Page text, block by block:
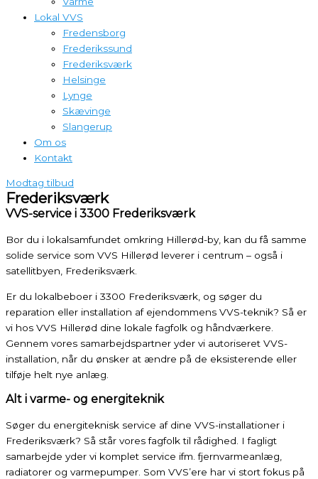
Lokal VVS
Fredensborg
Frederikssund
Frederiksværk
Helsinge
Lynge
Skævinge
Slangerup
Om os
Kontakt
Modtag tilbud
Frederiksværk
VVS-service i 3300 Frederiksværk
Bor du i lokalsamfundet omkring Hillerød-by, kan du få samme
solide service som VVS Hillerød leverer i centrum – også i
satellitbyen, Frederiksværk.
Er du lokalbeboer i 3300 Frederiksværk, og søger du
reparation eller installation af ejendommens VVS-teknik? Så er
vi hos VVS Hillerød dine lokale fagfolk og håndværkere.
Gennem vores samarbejdspartner yder vi autoriseret VVS-
installation, når du ønsker at ændre på de eksisterende eller
tilføje helt nye anlæg.
Alt i varme- og energiteknik
Søger du energiteknisk service af dine VVS-installationer i
Frederiksværk? Så står vores fagfolk til rådighed. I fagligt
samarbejde yder vi komplet service ifm. fjernvarmeanlæg,
radiatorer og varmepumper. Som VVS’ere har vi stort fokus på